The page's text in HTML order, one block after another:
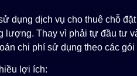
dụng dịch vụ cho thuê chỗ
lượng. Thay vì phải tự đầu tư
chi phí sử dụng theo các
lợi ích: